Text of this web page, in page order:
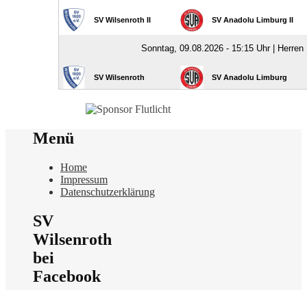
Menü
Home
Impressum
Datenschutzerklärung
SV
Wilsenroth
bei
Facebook